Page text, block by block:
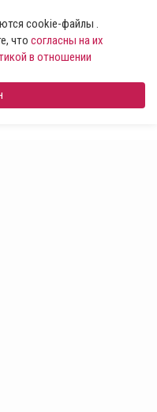
cookie-файлы .
что согласны на их
в отношении